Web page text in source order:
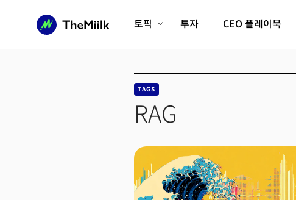
토픽
피지컬AI/로봇
AX비즈니스혁명
전체 기사 보기
투자 CEO 플레이북
TAGS
RAG